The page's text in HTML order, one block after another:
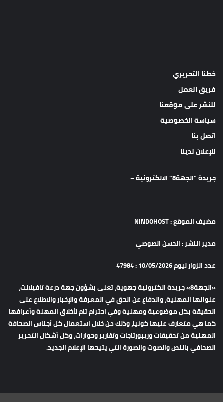
خطنا التحريري
فريق العمل
للنشر على موقعنا
سياسة الخصوصية
اتصل بنا
للإعلان لدينا
جريدة “الجهة8” الالكترونية –
مضيف الموقع : NINDOHOST
مدير النشر : الحسن الصوصي
عدد الزوار ليوم 10/05/2026 : 47984
«الجهة8» جريدة الكترونية جهوية، تعنى بشؤون جهة درعة تافيلالت،
عنوانها المهنية، والدفاع عن الحق في المعرفة والإخبار والاطلاع على
الحقيقة بكل موضوعية ومهنية وفي احترام تام لأخلاق المهنة وأعرافها
كما هي متعارف عليها كونيا، وذلك من خلال استعمال كل أجناس الصحافة
المهنية من تحقيقات وريبورتاجات وتقارير وحوارات، وكل أشكال التحرير
الصحافي بالنص والصوت والصورة التي يتيحها الإعلام الجديد.